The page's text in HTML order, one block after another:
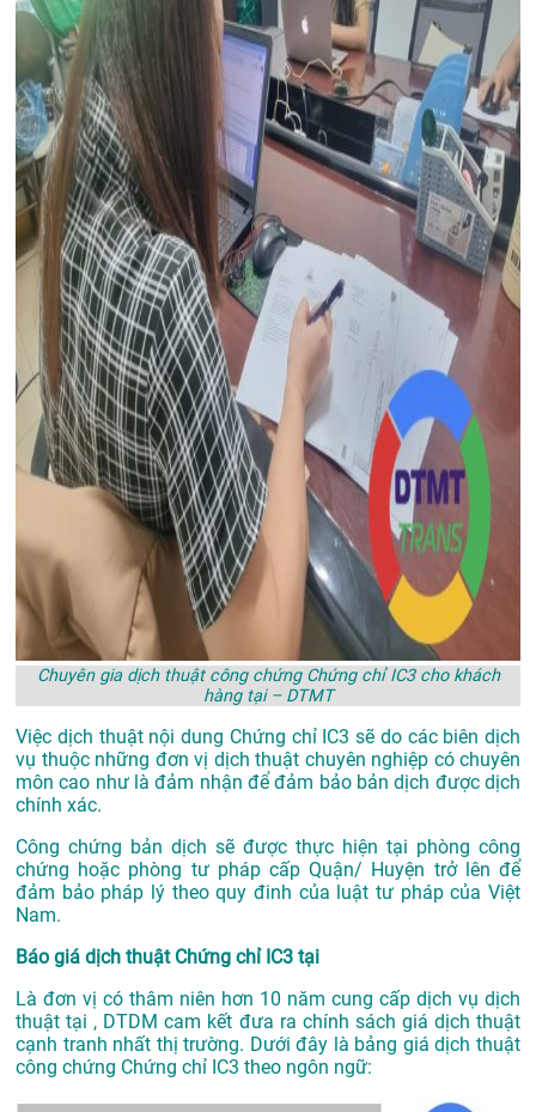
Chuyên gia dịch thuật công chứng Chứng chỉ IC3 cho khách
hàng tại – DTMT
Việc dịch thuật nội dung Chứng chỉ IC3 sẽ do các biên dịch
vụ thuộc những đơn vị dịch thuật chuyên nghiệp có chuyên
môn cao như là đảm nhận để đảm bảo bản dịch được dịch
chính xác.
Công chứng bản dịch sẽ được thực hiện tại phòng công
chứng hoặc phòng tư pháp cấp Quận/ Huyện trở lên để
đảm bảo pháp lý theo quy đinh của luật tư pháp của Việt
Nam.
Báo giá dịch thuật Chứng chỉ IC3 tại
Là đơn vị có thâm niên hơn 10 năm cung cấp dịch vụ dịch
thuật tại , DTDM cam kết đưa ra chính sách giá dịch thuật
cạnh tranh nhất thị trường. Dưới đây là bảng giá dịch thuật
công chứng Chứng chỉ IC3 theo ngôn ngữ: